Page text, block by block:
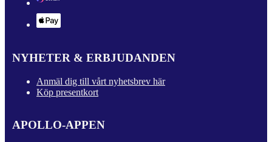
NYHETER & ERBJUDANDEN
Anmäl dig till vårt nyhetsbrev här
Köp presentkort
APOLLO-APPEN